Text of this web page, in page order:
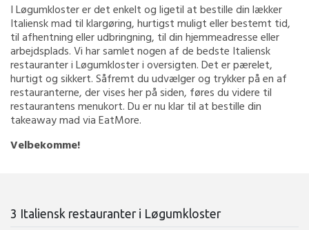
I Løgumkloster er det enkelt og ligetil at bestille din lækker
Italiensk mad til klargøring, hurtigst muligt eller bestemt tid,
til afhentning eller udbringning, til din hjemmeadresse eller
arbejdsplads. Vi har samlet nogen af de bedste Italiensk
restauranter i Løgumkloster i oversigten. Det er pærelet,
hurtigt og sikkert. Såfremt du udvælger og trykker på en af
restauranterne, der vises her på siden, føres du videre til
restaurantens menukort. Du er nu klar til at bestille din
takeaway mad via EatMore.
Velbekomme!
3 Italiensk restauranter i Løgumkloster